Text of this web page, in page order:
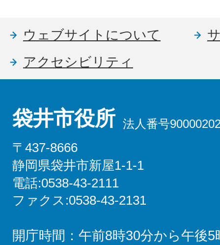
ウェブサイトについて
アクセシビリティ
袋井市役所 法人番号
〒437-8666
静岡県袋井市新屋1-1-1
電話:0538-43-2111
ファクス:0538-43-2131
開庁時間：午前8時30分から午後5